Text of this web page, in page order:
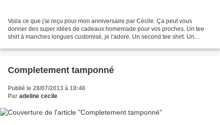
Voila ce que j'ai reçu pour mon anniversaire par Cécile. Ça peut vous
donner des super idées de cadeaux homemade pour vos proches. Un tee
shirt à manches longues customisé, je l'adore. Un second tee shirt. Un
Completement tamponné
Publié le 28/07/2013 à 18:46
Par adeline cecile